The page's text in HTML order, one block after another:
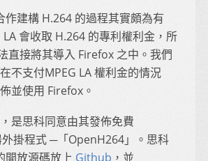
作建構 H.264 的過程其實頗為有
會收取 H.264 的專利權利金，所
直接將其導入 Firefox 之中。我們
不支付MPEG LA 權利金的情況
並使用 Firefox。
是思科同意由其發佈免費
掛程式 ─「OpenH264」。思科
開放源碼放上 Github ，並